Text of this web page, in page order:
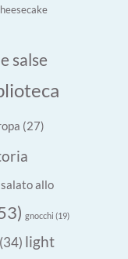
salse
(27)
allo
gnocchi (19)
(34) light